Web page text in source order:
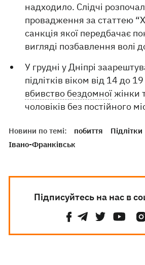
надходило. Слідчі
провадження за статтею
санкція якої передбачає
вигляді позбавлення волі
У грудні у Дніпрі
підлітків віком від 14 до
вбивство бездомноїжінки
чоловіків без постійного
Новини по темі: побиття
Підлітки
Івано-Франківськ
Підписуйтесь на нас в